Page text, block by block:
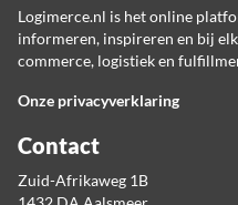
Logimerce.nl is het online
informeren, inspireren en bij
commerce, logistiek en
Onze privacyverklaring
Contact
Zuid-Afrikaweg 1B